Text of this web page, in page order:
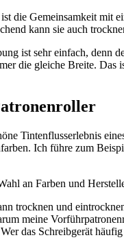
die Gemeinsamkeit mit
kann sie auch
ist sehr einfach, denn
die gleiche Breite. Das
Tintenflusserlebnis
Ich führe zum
an Farben und
trocknen und
meine
das Schreibgerät